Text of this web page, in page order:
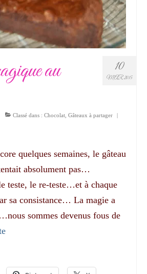
10
MAR 2015
au
Classé dans : Chocolat Gâteaux à partager |
quelques semaines, le gâteau
absolument pas…
teste, le re-teste…et à chaque
sa consistance… La magie a
sommes devenus fous de